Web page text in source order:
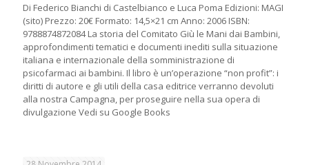
Di Federico Bianchi di Castelbianco e Luca Poma Edizioni: MAGI
(sito) Prezzo: 20€ Formato: 14,5×21 cm Anno: 2006 ISBN:
9788874872084 La storia del Comitato Giù le Mani dai Bambini,
approfondimenti tematici e documenti inediti sulla situazione
italiana e internazionale della somministrazione di
psicofarmaci ai bambini. Il libro è un’operazione “non profit”: i
diritti di autore e gli utili della casa editrice verranno devoluti
alla nostra Campagna, per proseguire nella sua opera di
divulgazione Vedi su Google Books